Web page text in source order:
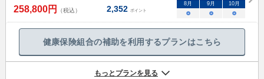
258,800円 （税込） 2,352 ポイント
8月 9月 10月
○ ○ ○
健康保険組合の補助を利用するプランはこちら
もっとプランを見る